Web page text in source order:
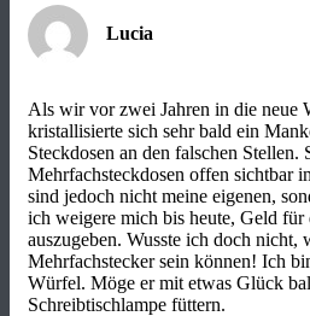
Lucia
Als wir vor zwei Jahren in die neue
kristallisierte sich sehr bald ein
Steckdosen an den falschen Stellen.
Mehrfachsteckdosen offen sichtbar
sind jedoch nicht meine eigenen,
ich weigere mich bis heute, Geld für
auszugeben. Wusste ich doch nicht,
Mehrfachstecker sein können! Ich
Würfel. Möge er mit etwas Glück
Schreibtischlampe füttern.